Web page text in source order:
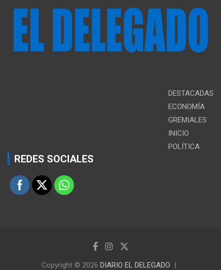
DESTACADAS
ECONOMÍA
GREMIALES
INICIO
POLÍTICA
REDES SOCIALES
Copyright © 2026 DIARIO EL DELEGADO